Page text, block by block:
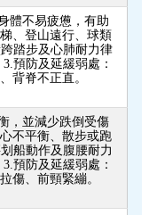
體不易疲憊，有助
、登山遠行、球類
踏步及心肺耐力律
預防及延緩弱處：
背脊不正直。
，並減少跌倒受傷
不平衡、散步或跑
船動作及腹腰耐力
預防及延緩弱處：
傷、前頸緊繃。